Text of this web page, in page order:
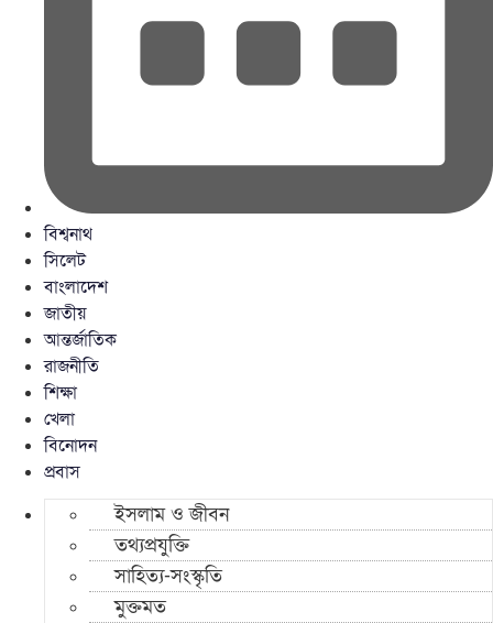
বিশ্বনাথ
সিলেট
বাংলাদেশ
জাতীয়
আন্তর্জাতিক
রাজনীতি
শিক্ষা
খেলা
বিনোদন
প্রবাস
ইসলাম ও জীবন
তথ্যপ্রযুক্তি
সাহিত্য-সংস্কৃতি
মুক্তমত